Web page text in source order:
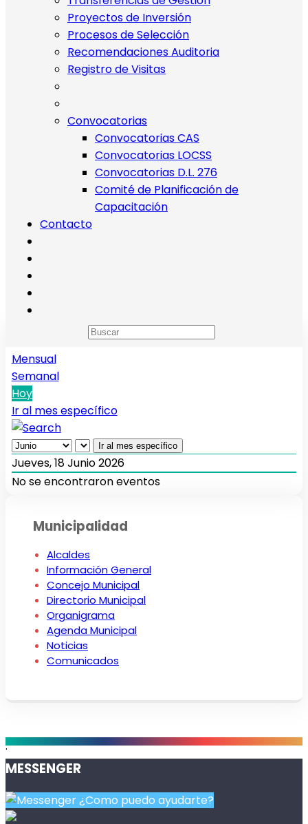
Proyectos de Inversión
Procesos de Selección
Recomendaciones Auditoria
Registro de Visitas
Convocatorias
Convocatorias CAS
Convocatorias LOCSS
Convocatorias D.L. 276
Comité de Planificación de
Capacitación
Contacto
Calendario de eventos
Mensual
Semanal
Hoy
Ir al mes específico
Ir al mes específico
Jueves, 18 Junio 2026
No se encontraron eventos
Municipalidad
Alcaldes
Información General
Concejo Municipal
Directorio Municipal
Organigrama
Agenda Municipal
Noticias
Comunicados
.
MESSENGER
¿Como puedo ayudarte?